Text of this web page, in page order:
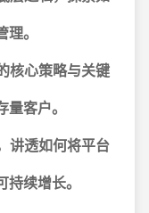
。
核心策略与关键
客户。
讲透如何将平台
续增长。